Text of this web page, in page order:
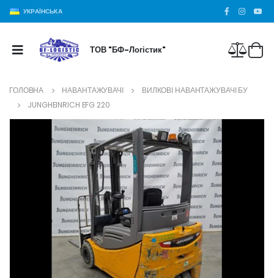
УКРАЇНСЬКА
ТОВ "БФ-Логістик"
ГОЛОВНА НАВАНТАЖУВАЧІ
ВИЛКОВІ НАВАНТАЖУВАЧІ БУ
JUNGHEINRICH EFG 220